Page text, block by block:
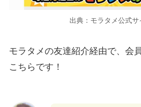
出典：モラタメ公式サ
モラタメの友達紹介経由で、会
こちらです！